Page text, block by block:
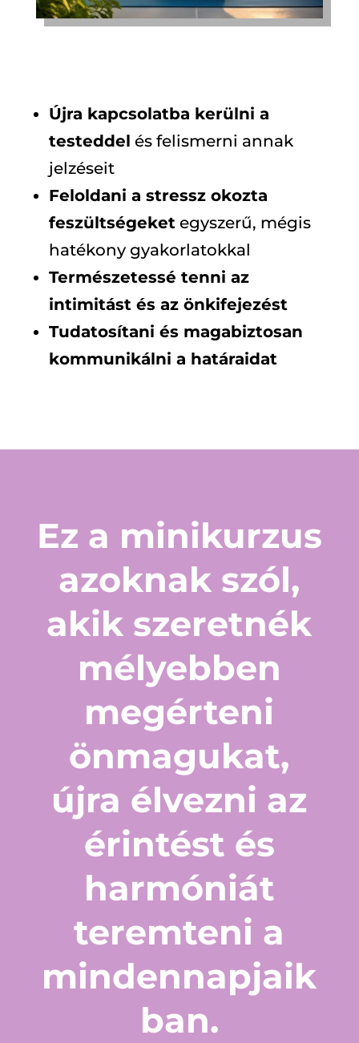
Újra kapcsolatba kerülni a
testeddel és felismerni annak
jelzéseit
Feloldani a stressz okozta
feszültségeketegyszerű, mégis
hatékony gyakorlatokkal
Természetessé tenni az
intimitást és az önkifejezést
Tudatosítani és magabiztosan
kommunikálni a határaidat
Ez a minikurzus
azoknak szól,
akik szeretnék
mélyebben
megérteni
önmagukat,
újra élvezni az
érintést és
harmóniát
teremteni a
mindennapjaik
ban.